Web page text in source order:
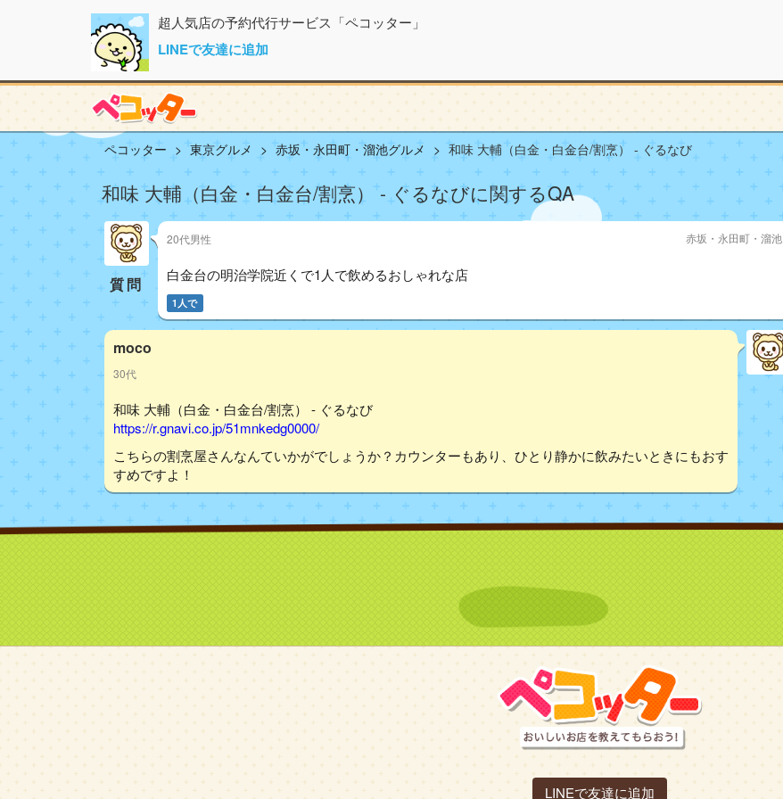
超人気店の予約代行サービス「ペコッター」
LINEで友達に追加
ペコッター 東京グルメ 赤坂・永田町・溜池グルメ 和味 大輔（白金・白金台/割烹） - ぐるなび
和味 大輔（白金・白金台/割烹） - ぐるなびに関するQA
質問
20代男性 赤坂・永田町・溜池
白金台の明治学院近くで1人で飲めるおしゃれな店
1人で
moco
30代
和味 大輔（白金・白金台/割烹） - ぐるなび
https://r.gnavi.co.jp/51mnkedg0000/
こちらの割烹屋さんなんていかがでしょうか？カウンターもあり、ひとり静かに飲みたいときにもおす
すめですよ！
LINEで友達に追加